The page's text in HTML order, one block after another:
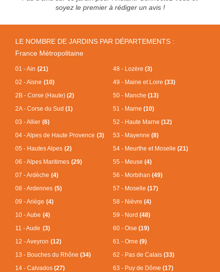
soyez le premier à rédiger un avis !
LE NOMBRE DE JARDINS PAR DÉPARTEMENTS :
France Métropolitaine
01 - Ain(21)
02 - Aisne(10)
2B - Corse (Haute)(2)
2A - Corse du Sud(1)
03 - Allier(6)
04 - Alpes de Haute Provence(3)
05 - Hautes Alpes(2)
06 - Alpes Maritimes(29)
07 - Ardèche(4)
08 - Ardennes(5)
09 - Ariège(4)
10 - Aube(4)
11 - Aude(3)
12 - Aveyron(12)
13 - Bouches du Rhône(34)
14 - Calvados(27)
48 - Lozère (3)
49 - Maine et Loire (33)
50 - Manche (13)
51 - Marne (10)
52 - Haute Marne (12)
53 - Mayenne (8)
54 - Meurthe et Moselle (21)
55 - Meuse (4)
56 - Morbihan (49)
57 - Moselle (17)
58 - Nièvre (4)
59 - Nord (48)
60 - Oise (19)
61 - Orne (9)
62 - Pas de Calais (33)
63 - Puy de Dôme (17)